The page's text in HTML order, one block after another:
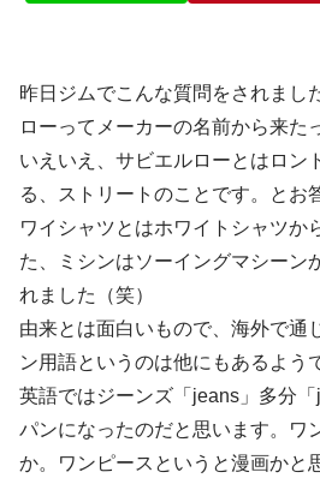
昨日ジムでこんな質問をされまし
ローってメーカーの名前から来た
いえいえ、サビエルローとはロン
る、ストリートのことです。とお
ワイシャツとはホワイトシャツか
た、ミシンはソーイングマシーン
れました（笑）
由来とは面白いもので、海外で通
ン用語というのは他にもあるよう
英語ではジーンズ「jeans」多分
パンになったのだと思います。ワ
か。ワンピースというと漫画かと